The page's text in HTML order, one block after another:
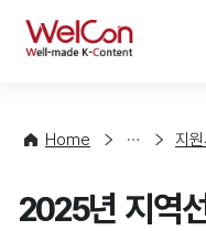
WelCon
Home
사
청
지
2025년 지역